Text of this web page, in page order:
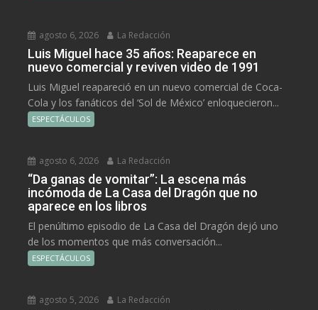
agosto 6, 2026 La Redacción
Luis Miguel hace 35 años: Reaparece en
nuevo comercial y reviven video de 1991
Luis Miguel reapareció en un nuevo comercial de Coca-
Cola y los fanáticos del ‘Sol de México’ enloquecieron...
ESPECTÁCULOS
agosto 6, 2026 La Redacción
“Da ganas de vomitar”: La escena más
incómoda de La Casa del Dragón que no
aparece en los libros
El penúltimo episodio de La Casa del Dragón dejó uno
de los momentos que más conversación...
ESPECTÁCULOS
agosto 5, 2026 La Redacción